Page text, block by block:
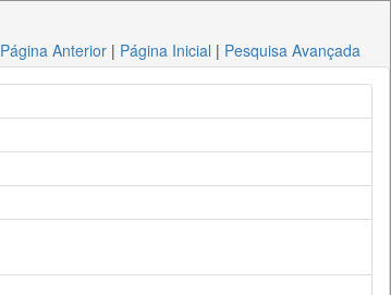
Página Anterior | Página Inicial | Pesquisa Avançada